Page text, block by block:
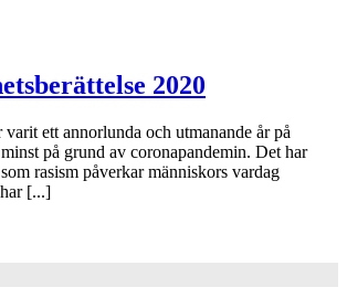
2020
ett annorlunda och utmanande år på
på grund av coronapandemin. Det har
rasism påverkar människors vardag
[...]